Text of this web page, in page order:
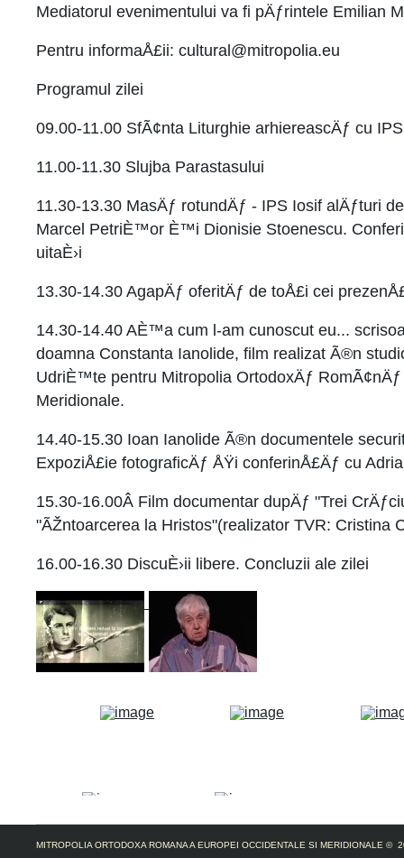
Mediatorul evenimentului va fi pÄƒrintele Emilian
Pentru informaÅ£ii: cultural@mitropolia.eu
Programul zilei
09.00-11.00 SfÃ¢nta Liturghie arhiereascÄƒ cu
11.00-11.30 Slujba Parastasului
11.30-13.30 MasÄƒ rotundÄƒ - IPS Iosif alÄƒturi
Marcel PetriÈ™or È™i Dionisie Stoenescu.
uitaÈ›i
13.30-14.30 AgapÄƒ oferitÄƒ de toÅ£i cei
14.30-14.40 AÈ™a cum l-am cunoscut eu...
doamna Constanta Ianolide, film realizat Ã®n
UdriÈ™te pentru Mitropolia OrtodoxÄƒ
Meridionale.
14.40-15.30 Ioan Ianolide Ã®n documentele
ExpoziÅ£ie fotograficÄƒ ÅŸi conferinÅ£Äƒ cu
15.30-16.00Â­ Film documentar dupÄƒ "Trei
"ÃŽntoarcerea la Hristos"(realizator TVR: Cristina
16.00-16.30 DiscuÈ›ii libere. Concluzii ale zilei
MITROPOLIA ORTODOXA ROMANA A EUROPEI OCCIDENTALE SI MERIDIONALE ©